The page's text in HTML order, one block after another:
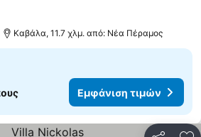
Καβάλα, 11.7 χλμ. από: Νέα Πέραμος
Εμφάνιση τιμών